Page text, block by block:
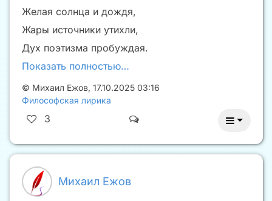
Желая солнца и дождя,
Жары источники утихли,
Дух поэтизма пробуждая.
Показать полностью…
© Михаил Ежов, 17.10.2025 03:16
Философская лирика
3
Михаил Ежов